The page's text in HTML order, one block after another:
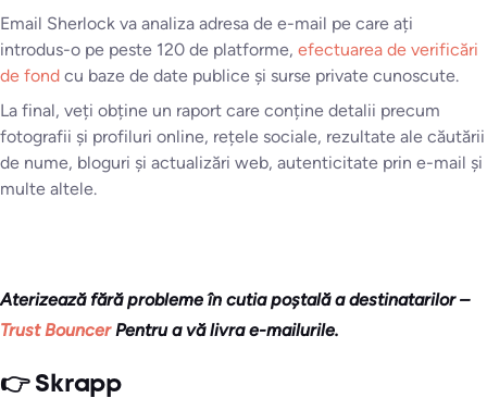
Email Sherlock va analiza adresa de e-mail pe care ați
introdus-o pe peste 120 de platforme, efectuarea de verificări
de fond cu baze de date publice și surse private cunoscute.
La final, veți obține un raport care conține detalii precum
fotografii și profiluri online, rețele sociale, rezultate ale căutării
de nume, bloguri și actualizări web, autenticitate prin e-mail și
multe altele.
Aterizează fără probleme în cutia poștală a destinatarilor –
Trust Bouncer Pentru a vă livra e-mailurile.
👉 Skrapp